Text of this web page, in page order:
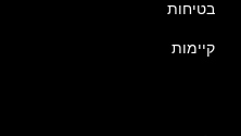
בטיחות
קיימות